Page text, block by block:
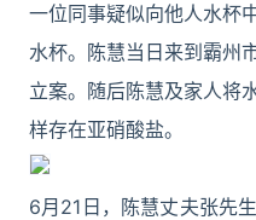
一位同事疑似向他人水杯
水杯。陈慧当日来到霸州
立案。随后陈慧及家人将
样存在亚硝酸盐。
6月21日，陈慧丈夫张先